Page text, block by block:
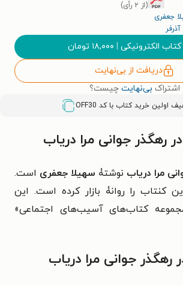
(از ۲ رأی)
جعفری
الکترونیکی | ۱۸,۰۰۰ تومان
دریافت از بی‌نهایت
اشتراک بی‌نهایت چیست؟
OFF30
رهگذر جوانی مرا دریاب
مرا دریاب نوشتۀ سهیلا جعفری است.
کنتاب را روانۀ بازار کرده است. این
کتاب‌های آسیب‌های اجتماعی»
رهگذر جوانی مرا دریاب